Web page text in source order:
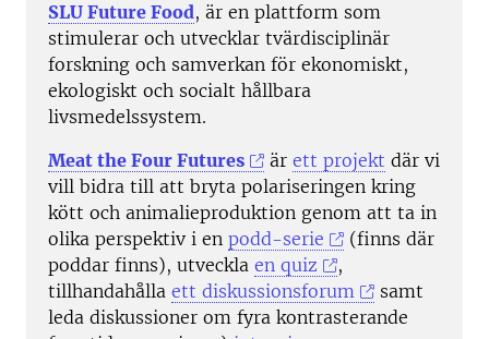
SLU Future Food, är en plattform som
stimulerar och utvecklar tvärdisciplinär
forskning och samverkan för ekonomiskt,
ekologiskt och socialt hållbara
livsmedelssystem.
Meat the Four Futures
ärett projekt där vi
vill bidra till att bryta polariseringen kring
kött och animalieproduktion genom att ta in
olika perspektiv i en podd-serie
(finns där
poddar finns), utveckla en quiz
,
tillhandahålla ett diskussionsforum
samt
leda diskussioner om fyra kontrasterande